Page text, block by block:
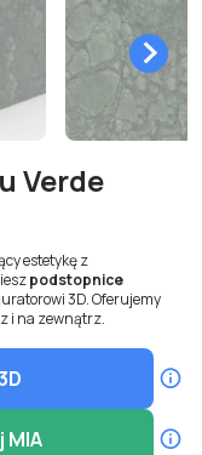
Verde
estetykę z
podstopnice
3D. Oferujemy
i na zewnątrz.